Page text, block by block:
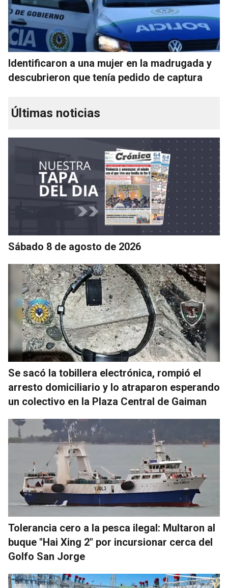
Identificaron a una mujer en la madrugada y
descubrieron que tenía pedido de captura
Últimas noticias
Sábado 8 de agosto de 2026
Se sacó la tobillera electrónica, rompió el
arresto domiciliario y lo atraparon esperando
un colectivo en la Plaza Central de Gaiman
Tolerancia cero a la pesca ilegal: Multaron al
buque "Hai Xing 2" por incursionar cerca del
Golfo San Jorge